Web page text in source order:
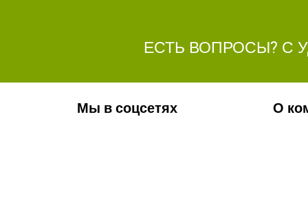
ЕСТЬ ВОПРОСЫ? С
Мы в соцсетях О